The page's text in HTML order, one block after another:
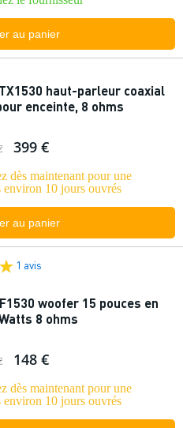
au panier
haut-parleur coaxial
enceinte, 8 ohms
399 €
dès maintenant pour une
environ 10 jours ouvrés
au panier
1 avis
woofer 15 pouces en
8 ohms
148 €
dès maintenant pour une
environ 10 jours ouvrés